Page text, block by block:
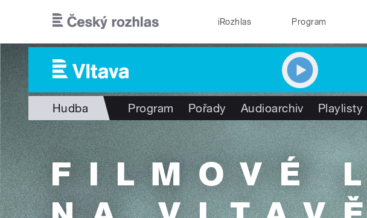
iRozhlas Program
Hudba Program Pořady Audioarchiv Playlisty